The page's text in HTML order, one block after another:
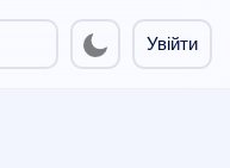
Увійти